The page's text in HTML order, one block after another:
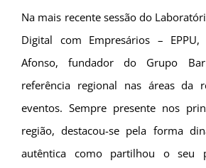
Na mais recente sessão do
Digital com Empresários – EPPU,
Afonso, fundador do Grupo
referência regional nas áreas da
eventos. Sempre presente nos
região, destacou-se pela forma
autêntica como partilhou o seu